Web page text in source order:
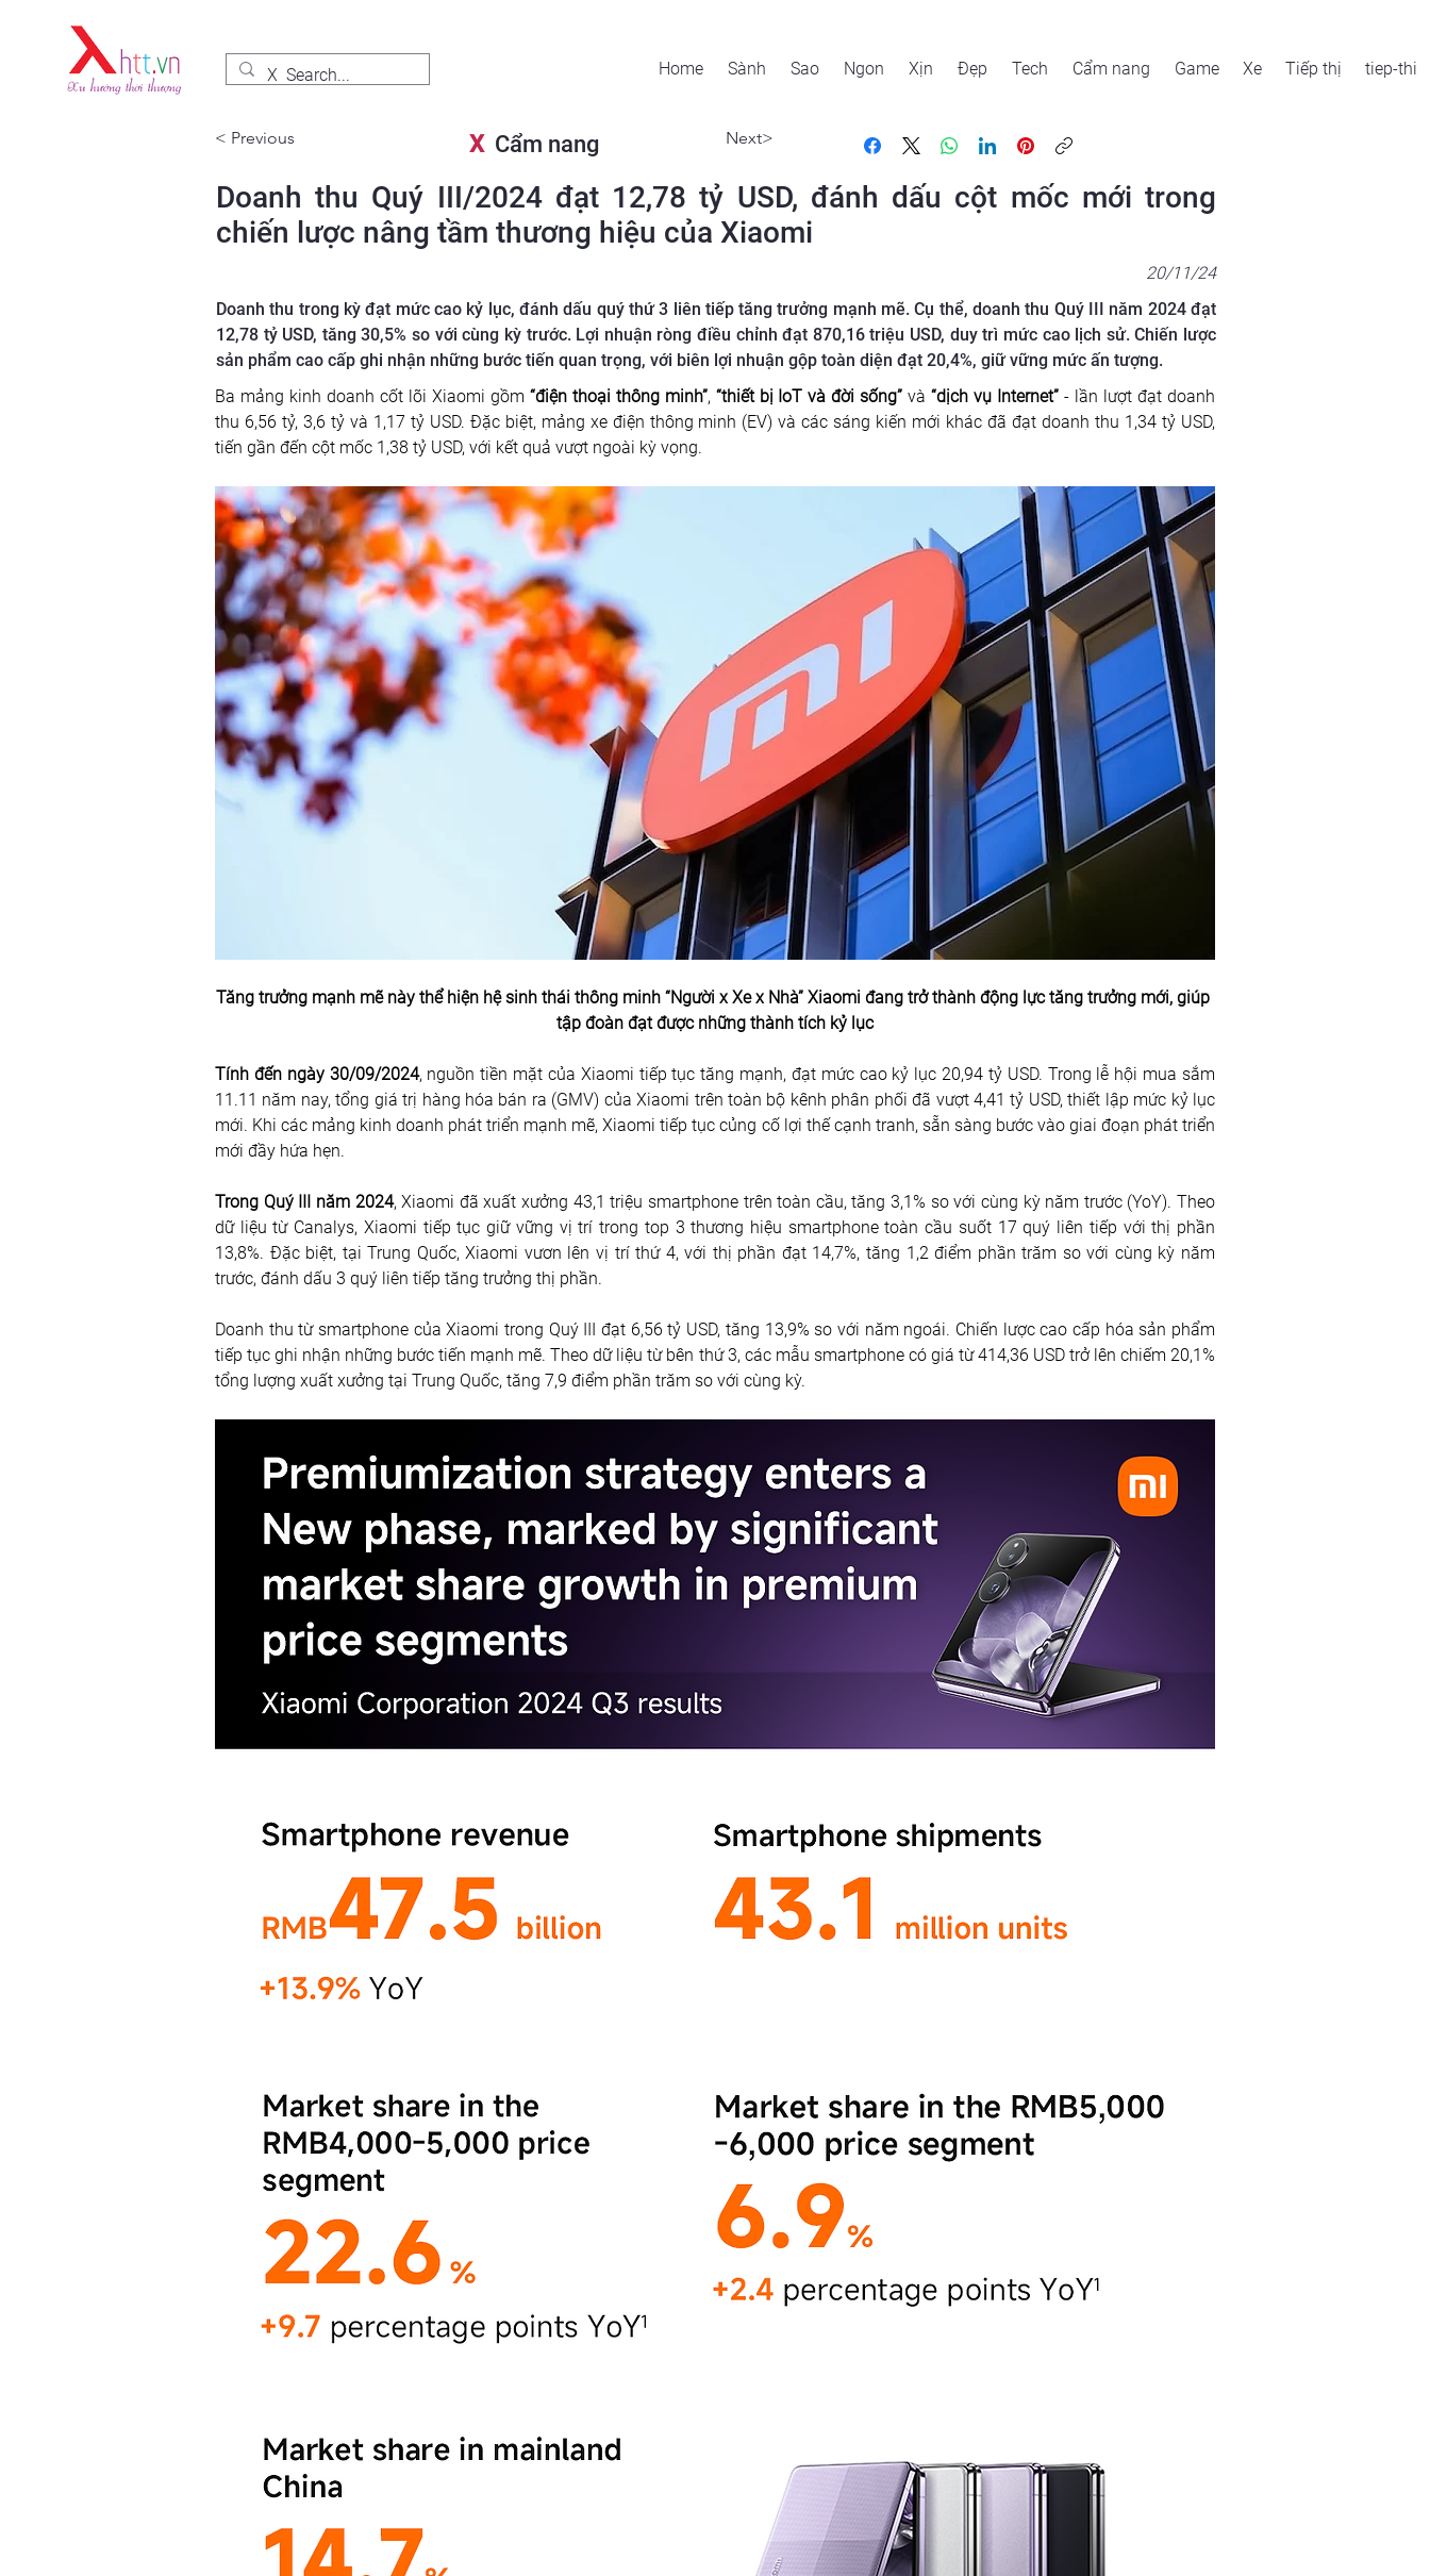
Home Sành Sao Ngon Xịn Đẹp Tech Cẩm nang Game Xe Tiếp thị tiep-thi
< Previous XCẩm nang Next>
Doanh thu Quý III/2024 đạt 12,78 tỷ USD, đánh dấu cột mốc mới trong
chiến lược nâng tầm thương hiệu của Xiaomi
20/11/24
Doanh thu trong kỳ đạt mức cao kỷ lục, đánh dấu quý thứ 3 liên tiếp tăng trưởng mạnh mẽ. Cụ thể, doanh thu Quý III năm 2024 đạt
12,78 tỷ USD, tăng 30,5% so với cùng kỳ trước. Lợi nhuận ròng điều chỉnh đạt 870,16 triệu USD, duy trì mức cao lịch sử. Chiến lược
sản phẩm cao cấp ghi nhận những bước tiến quan trọng, với biên lợi nhuận gộp toàn diện đạt 20,4%, giữ vững mức ấn tượng.
Ba mảng kinh doanh cốt lõi Xiaomi gồm “điện thoại thông minh”, “thiết bị IoT và đời sống” và “dịch vụ Internet” - lần lượt đạt doanh
thu 6,56 tỷ, 3,6 tỷ và 1,17 tỷ USD. Đặc biệt, mảng xe điện thông minh (EV) và các sáng kiến mới khác đã đạt doanh thu 1,34 tỷ USD,
tiến gần đến cột mốc 1,38 tỷ USD, với kết quả vượt ngoài kỳ vọng.
Tăng trưởng mạnh mẽ này thể hiện hệ sinh thái thông minh “Người x Xe x Nhà” Xiaomi đang trở thành động lực tăng trưởng mới, giúp
tập đoàn đạt được những thành tích kỷ lục
Tính đến ngày 30/09/2024, nguồn tiền mặt của Xiaomi tiếp tục tăng mạnh, đạt mức cao kỷ lục 20,94 tỷ USD. Trong lễ hội mua sắm
11.11 năm nay, tổng giá trị hàng hóa bán ra (GMV) của Xiaomi trên toàn bộ kênh phân phối đã vượt 4,41 tỷ USD, thiết lập mức kỷ lục
mới. Khi các mảng kinh doanh phát triển mạnh mẽ, Xiaomi tiếp tục củng cố lợi thế cạnh tranh, sẵn sàng bước vào giai đoạn phát triển
mới đầy hứa hẹn.
Trong Quý III năm 2024, Xiaomi đã xuất xưởng 43,1 triệu smartphone trên toàn cầu, tăng 3,1% so với cùng kỳ năm trước (YoY). Theo
dữ liệu từ Canalys, Xiaomi tiếp tục giữ vững vị trí trong top 3 thương hiệu smartphone toàn cầu suốt 17 quý liên tiếp với thị phần
13,8%. Đặc biệt, tại Trung Quốc, Xiaomi vươn lên vị trí thứ 4, với thị phần đạt 14,7%, tăng 1,2 điểm phần trăm so với cùng kỳ năm
trước, đánh dấu 3 quý liên tiếp tăng trưởng thị phần.
Doanh thu từ smartphone của Xiaomi trong Quý III đạt 6,56 tỷ USD, tăng 13,9% so với năm ngoái. Chiến lược cao cấp hóa sản phẩm
tiếp tục ghi nhận những bước tiến mạnh mẽ. Theo dữ liệu từ bên thứ 3, các mẫu smartphone có giá từ 414,36 USD trở lên chiếm 20,1%
tổng lượng xuất xưởng tại Trung Quốc, tăng 7,9 điểm phần trăm so với cùng kỳ.